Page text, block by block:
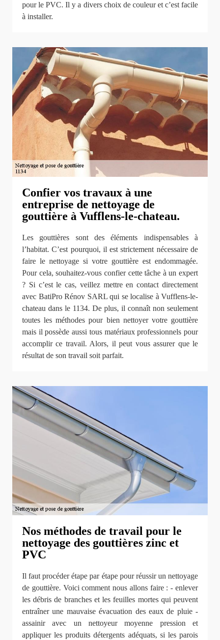
pour le PVC. Il y a divers choix de couleur et c’est facile
à installer.
Confier vos travaux à une
entreprise de nettoyage de
gouttière à Vufflens-le-chateau.
Les gouttières sont des éléments indispensables à
l’habitat. C’est pourquoi, il est strictement nécessaire de
faire le nettoyage si votre gouttière est endommagée.
Pour cela, souhaitez-vous confier cette tâche à un expert
? Si c’est le cas, veillez mettre en contact directement
avec BatiPro Rénov SARL qui se localise à Vufflens-le-
chateau dans le 1134. De plus, il connaît non seulement
toutes les méthodes pour bien nettoyer votre gouttière
mais il possède aussi tous matériaux professionnels pour
accomplir ce travail. Alors, il peut vous assurer que le
résultat de son travail soit parfait.
Nos méthodes de travail pour le
nettoyage des gouttières zinc et
PVC
Il faut procéder étape par étape pour réussir un nettoyage
de gouttière. Voici comment nous allons faire : - enlever
les débris de branches et les feuilles mortes qui peuvent
entraîner une mauvaise évacuation des eaux de pluie -
assainir avec un nettoyeur moyenne pression et
appliquer les produits détergents adéquats, si les parois